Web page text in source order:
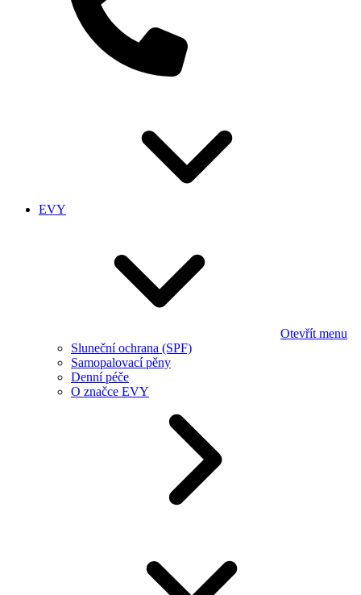
EVY
Otevřít menu
Sluneční ochrana (SPF)
Samopalovací pěny
Denní péče
O značce EVY